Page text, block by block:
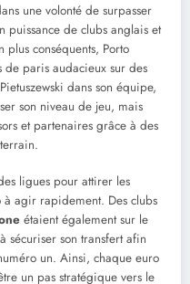
une volonté de surpasser
puissance de clubs anglais et
conséquents, Porto
paris audacieux sur des
dans son équipe,
son niveau de jeu, mais
et partenaires grâce à des
ligues pour attirer les
à agir rapidement. Des clubs
étaient également sur le
sécuriser son transfert afin
un. Ainsi, chaque euro
un pas stratégique vers le